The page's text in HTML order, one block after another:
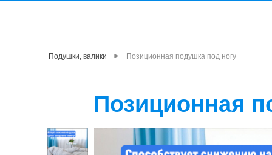
Подушки, валики ► Позиционная подушка под ногу
Позиционная